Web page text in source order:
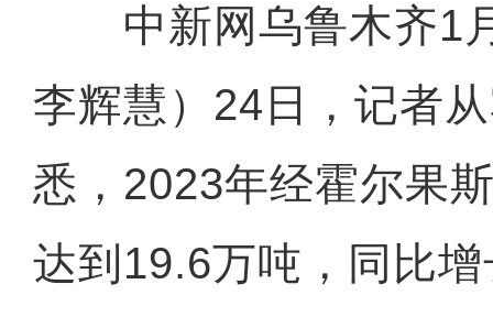
中新网乌鲁木齐1
李辉慧）24日，记者
悉，2023年经霍尔果
达到19.6万吨，同比